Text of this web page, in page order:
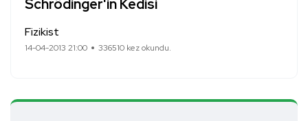
Schrödinger'in Kedisi
Fizikist
14-04-2013 21:00 336510 kez okundu.